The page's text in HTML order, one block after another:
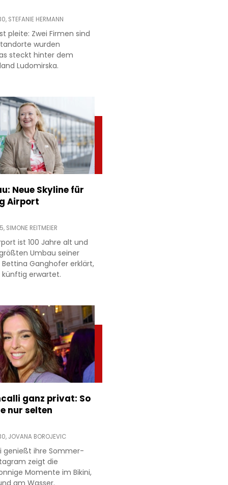
STEFANIE HERMANN
pleite: Zwei Firmen sind
wurden
steckt hinter dem
Ludomirska.
Neue Skyline für
Airport
SIMONE REITMEIER
ist 100 Jahre alt und
Umbau seiner
Bettina Ganghofer erklärt,
künftig erwartet.
ganz privat: So
nur selten
JOVANA BOROJEVIC
genießt ihre Sommer-
zeigt die
Momente im Bikini,
am Wasser.